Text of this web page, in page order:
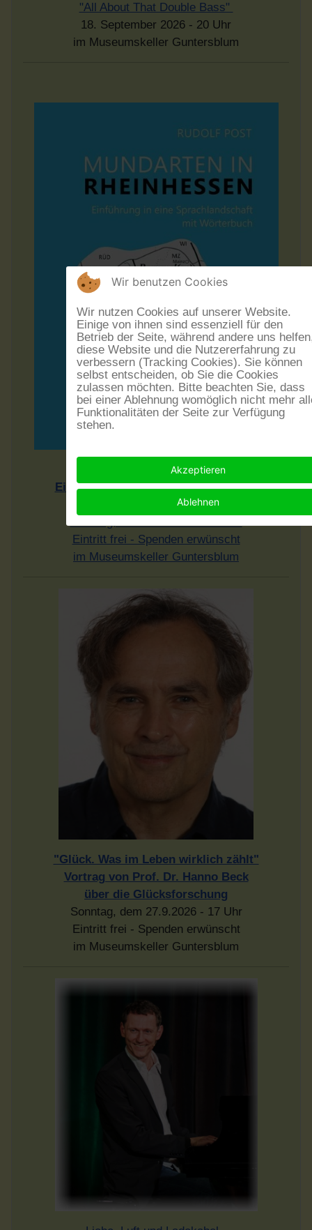
"All About That Double Bass"
18. September 2026 - 20 Uhr
im Museumskeller Guntersblum
Rheinhesssiche Mundarten
Einführung in eine Sprachlandschaft
Vortrag von Dr. Rudolf Post
Eintritt frei - Spenden erwünscht
im Museumskeller Guntersblum
"Glück. Was im Leben wirklich zählt"
Vortrag von Prof. Dr. Hanno Beck
über die Glücksforschung
Sonntag, dem 27.9.2026 - 17 Uhr
Eintritt frei - Spenden erwünscht
im Museumskeller Guntersblum
Wir benutzen Cookies
Wir nutzen Cookies auf unserer Website.
Einige von ihnen sind essenziell für den
Betrieb der Seite, während andere uns
diese Website und die Nutzererfahrung zu
verbessern (Tracking Cookies). Sie können
selbst entscheiden, ob Sie die Cookies
zulassen möchten. Bitte beachten Sie, dass
bei einer Ablehnung womöglich nicht mehr
Funktionalitäten der Seite zur Verfügung
stehen.
Akzeptieren
Ablehnen